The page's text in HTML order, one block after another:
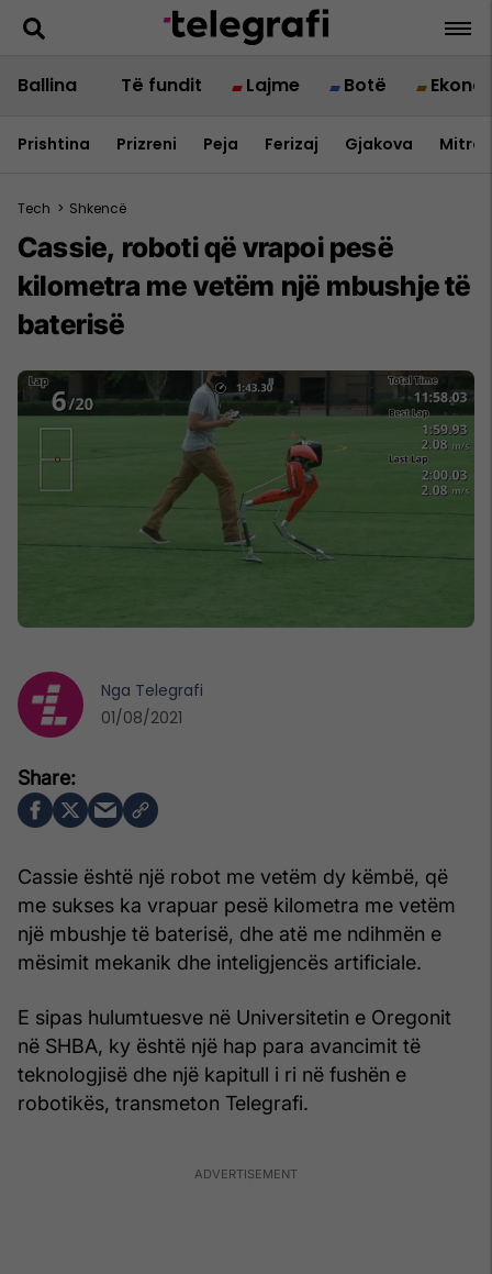
Ballina Të fundit Lajme Botë
Prishtina Prizreni Peja Ferizaj Gjakova
Tech > Shkencë
Cassie, roboti që vrapoi pesë
kilometra me vetëm një mbushje të
baterisë
Cassie është një robot me vetëm dy këmbë, që
me sukses ka vrapuar pesë kilometra me vetëm
një mbushje të baterisë, dhe atë me ndihmën e
mësimit mekanik dhe inteligjencës artificiale.
E sipas hulumtuesve në Universitetin e Oregonit
në SHBA, ky është një hap para avancimit të
teknologjisë dhe një kapitull i ri në fushën e
robotikës, transmeton Telegrafi.
Nga Telegrafi
01/08/2021